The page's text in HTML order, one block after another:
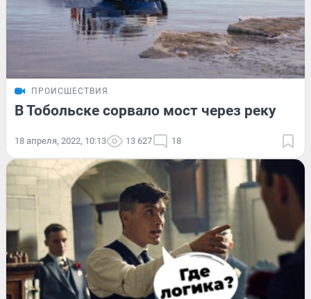
ПРОИСШЕСТВИЯ
В Тобольске сорвало мост через реку
18 апреля, 2022, 10:13 13 627 18